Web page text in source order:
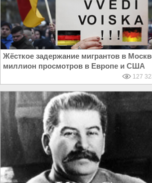
Жёсткое задержание мигрантов в
миллион просмотров в Европе и США
127